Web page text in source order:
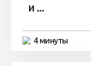
и ...
4 минуты